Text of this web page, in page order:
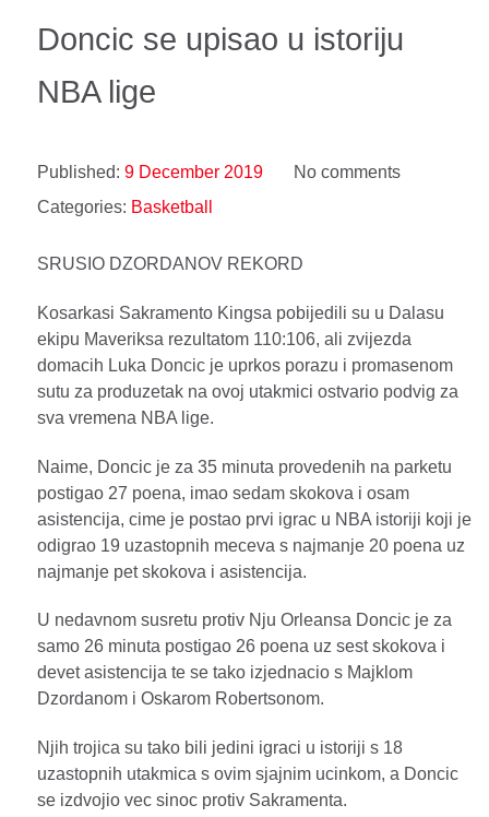
Doncic se upisao u istoriju
NBA lige
Published: 9 December 2019
No comments
Categories: Basketball
SRUSIO DZORDANOV REKORD
Kosarkasi Sakramento Kingsa pobijedili su u Dalasu
ekipu Maveriksa rezultatom 110:106, ali zvijezda
domacih Luka Doncic je uprkos porazu i promasenom
sutu za produzetak na ovoj utakmici ostvario podvig za
sva vremena NBA lige.
Naime, Doncic je za 35 minuta provedenih na parketu
postigao 27 poena, imao sedam skokova i osam
asistencija, cime je postao prvi igrac u NBA istoriji koji je
odigrao 19 uzastopnih meceva s najmanje 20 poena uz
najmanje pet skokova i asistencija.
U nedavnom susretu protiv Nju Orleansa Doncic je za
samo 26 minuta postigao 26 poena uz sest skokova i
devet asistencija te se tako izjednacio s Majklom
Dzordanom i Oskarom Robertsonom.
Njih trojica su tako bili jedini igraci u istoriji s 18
uzastopnih utakmica s ovim sjajnim ucinkom, a Doncic
se izdvojio vec sinoc protiv Sakramenta.